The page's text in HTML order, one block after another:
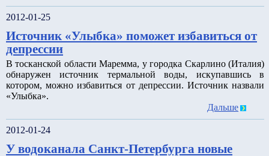
2012-01-25
Источник «Улыбка» поможет избавиться от
депрессии
В тосканской области Маремма, у городка Скарлино (Италия)
обнаружен источник термальной воды, искупавшись в
котором, можно избавиться от депрессии. Источник назвали
«Улыбка».
Дальше
2012-01-24
У водоканала Санкт-Петербурга новые